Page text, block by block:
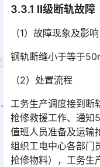
3.3.1 Ⅱ级断轨故障
（1）故障现象及影响
钢轨断缝小于等于
（2）处置流程
工务生产调度接到断
抢修救援工作、通知
值班人员准备及运输
组织工电中心各部门
抢修物料），工务生